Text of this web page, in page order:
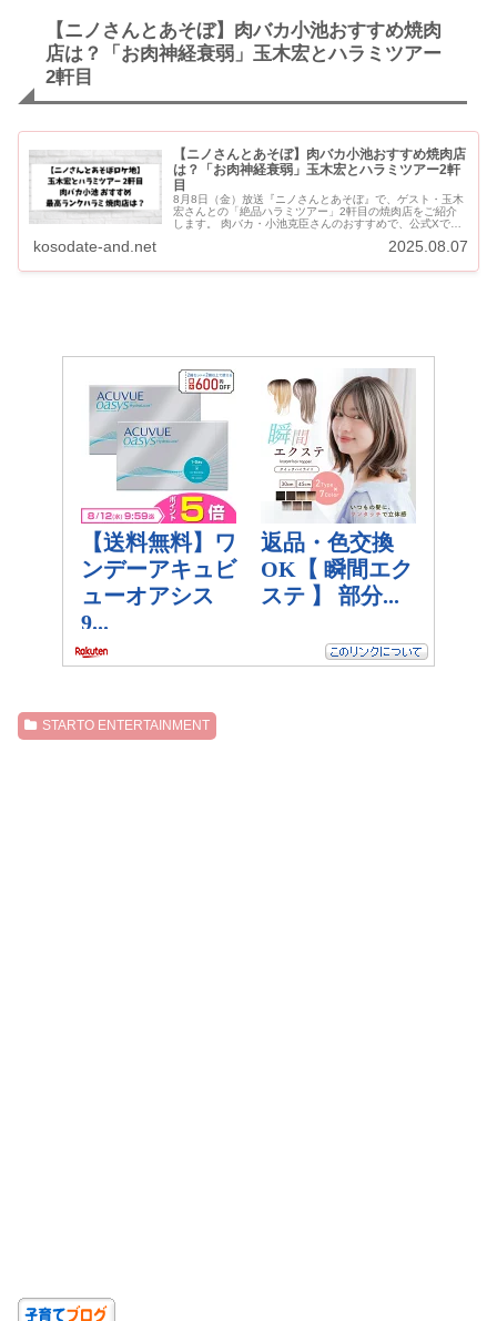
【ニノさんとあそぼ】肉バカ小池おすすめ焼肉
店は？「お肉神経衰弱」玉木宏とハラミツアー
2軒目
【ニノさんとあそぼ】肉バカ小池おすすめ焼肉店
は？「お肉神経衰弱」玉木宏とハラミツアー2軒
目
8月8日（金）放送『ニノさんとあそぼ』で、ゲスト・玉木
宏さんとの「絶品ハラミツアー」2軒目の焼肉店をご紹介
します。 肉バカ・小池克臣さんのおすすめで、公式Xでス
kosodate-and.net 2025.08.07
STARTO ENTERTAINMENT